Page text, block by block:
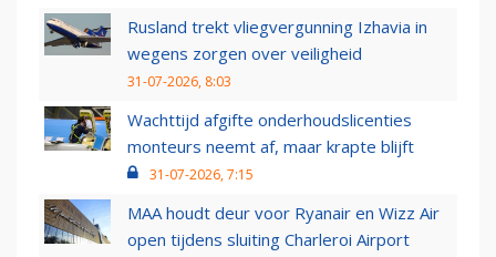
Rusland trekt vliegvergunning Izhavia in
wegens zorgen over veiligheid
31-07-2026, 8:03
Wachttijd afgifte onderhoudslicenties
monteurs neemt af, maar krapte blijft
31-07-2026, 7:15
MAA houdt deur voor Ryanair en Wizz Air
open tijdens sluiting Charleroi Airport